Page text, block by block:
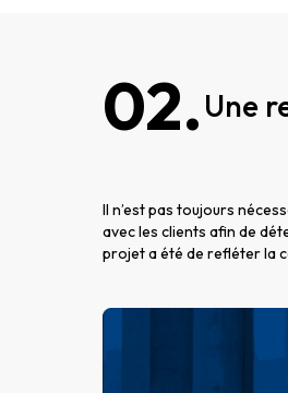
02. Une
Il n’est pas toujours
avec les clients afin de
projet a été de refléter la